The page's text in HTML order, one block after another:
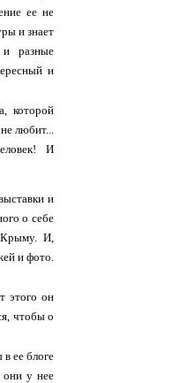
ее не
и знает
и разные
и
которой
любит...
И
и
о себе
И,
и фото.
этого он
чтобы о
ее блоге
они у нее